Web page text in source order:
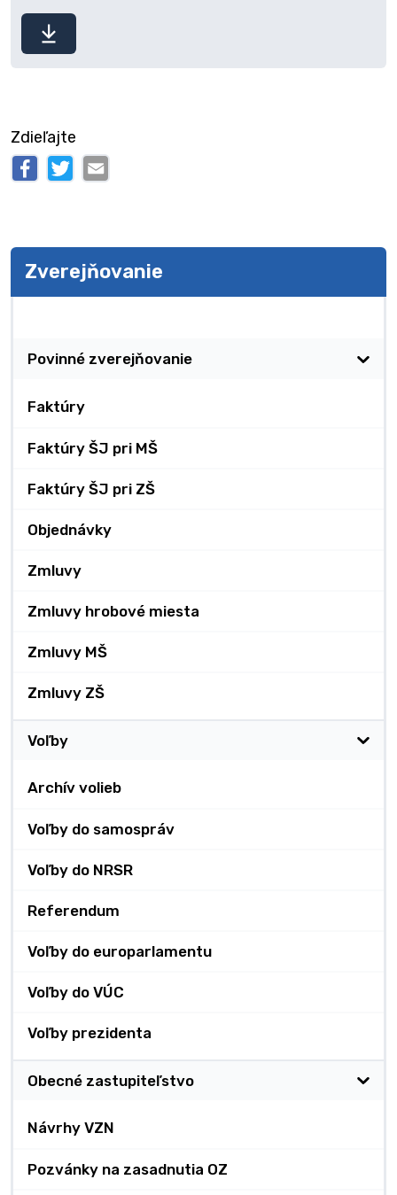
Stiahnuť
súbor
Zdieľajte
Zverejňovanie
Povinné zverejňovanie
Faktúry
Faktúry ŠJ pri MŠ
Faktúry ŠJ pri ZŠ
Objednávky
Zmluvy
Zmluvy hrobové miesta
Zmluvy MŠ
Zmluvy ZŠ
Voľby
Archív volieb
Voľby do samospráv
Voľby do NRSR
Referendum
Voľby do europarlamentu
Voľby do VÚC
Voľby prezidenta
Obecné zastupiteľstvo
Návrhy VZN
Pozvánky na zasadnutia OZ